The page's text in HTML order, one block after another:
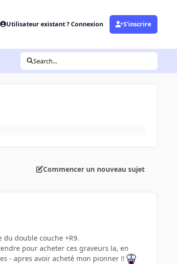
Utilisateur existant ? Connexion S’inscrire
Search...
Commencer un nouveau sujet
double couche +R9.
pour acheter ces graveurs la, en
- apres avoir acheté mon pionner !!